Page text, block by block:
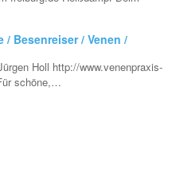
/ Besenreiser / Venen /
Holl http://www.venenpraxis-
schöne,…